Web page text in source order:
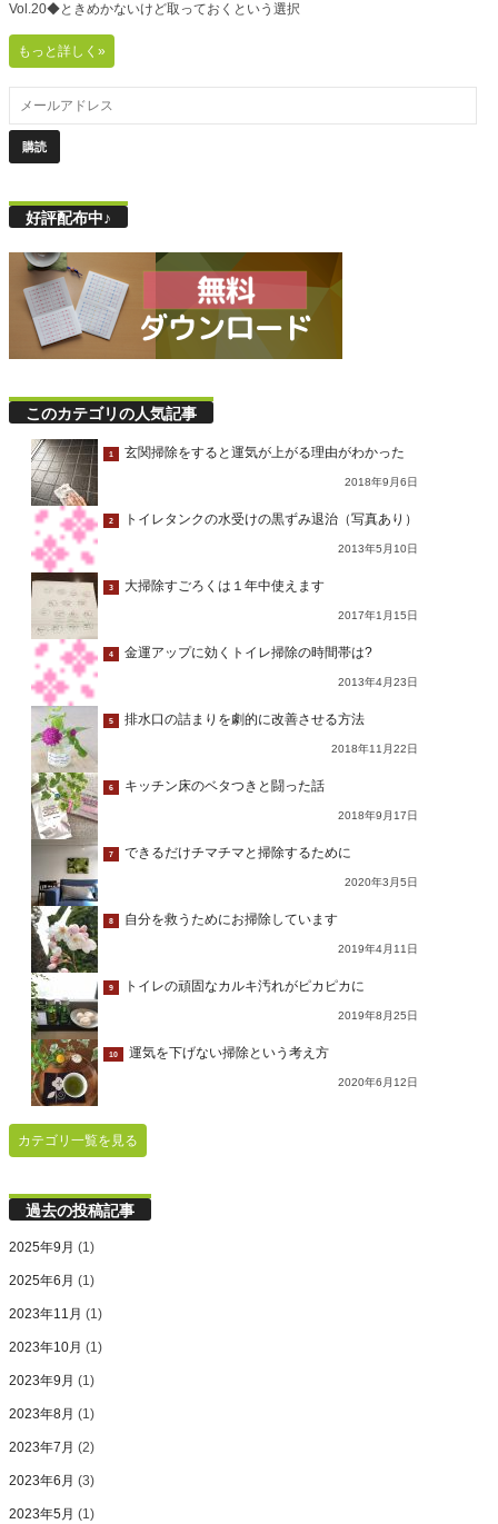
Vol.20◆ときめかないけど取っておくという選択
もっと詳しく»
好評配布中♪
このカテゴリの人気記事
1 玄関掃除をすると運気が上がる理由がわかった
2018年9月6日
2 トイレタンクの水受けの黒ずみ退治（写真あり）
2013年5月10日
3 大掃除すごろくは１年中使えます
2017年1月15日
4 金運アップに効くトイレ掃除の時間帯は?
2013年4月23日
5 排水口の詰まりを劇的に改善させる方法
2018年11月22日
6 キッチン床のベタつきと闘った話
2018年9月17日
7 できるだけチマチマと掃除するために
2020年3月5日
8 自分を救うためにお掃除しています
2019年4月11日
9 トイレの頑固なカルキ汚れがピカピカに
2019年8月25日
10 運気を下げない掃除という考え方
2020年6月12日
カテゴリ一覧を見る
過去の投稿記事
2025年9月 (1)
2025年6月 (1)
2023年11月 (1)
2023年10月 (1)
2023年9月 (1)
2023年8月 (1)
2023年7月 (2)
2023年6月 (3)
2023年5月 (1)